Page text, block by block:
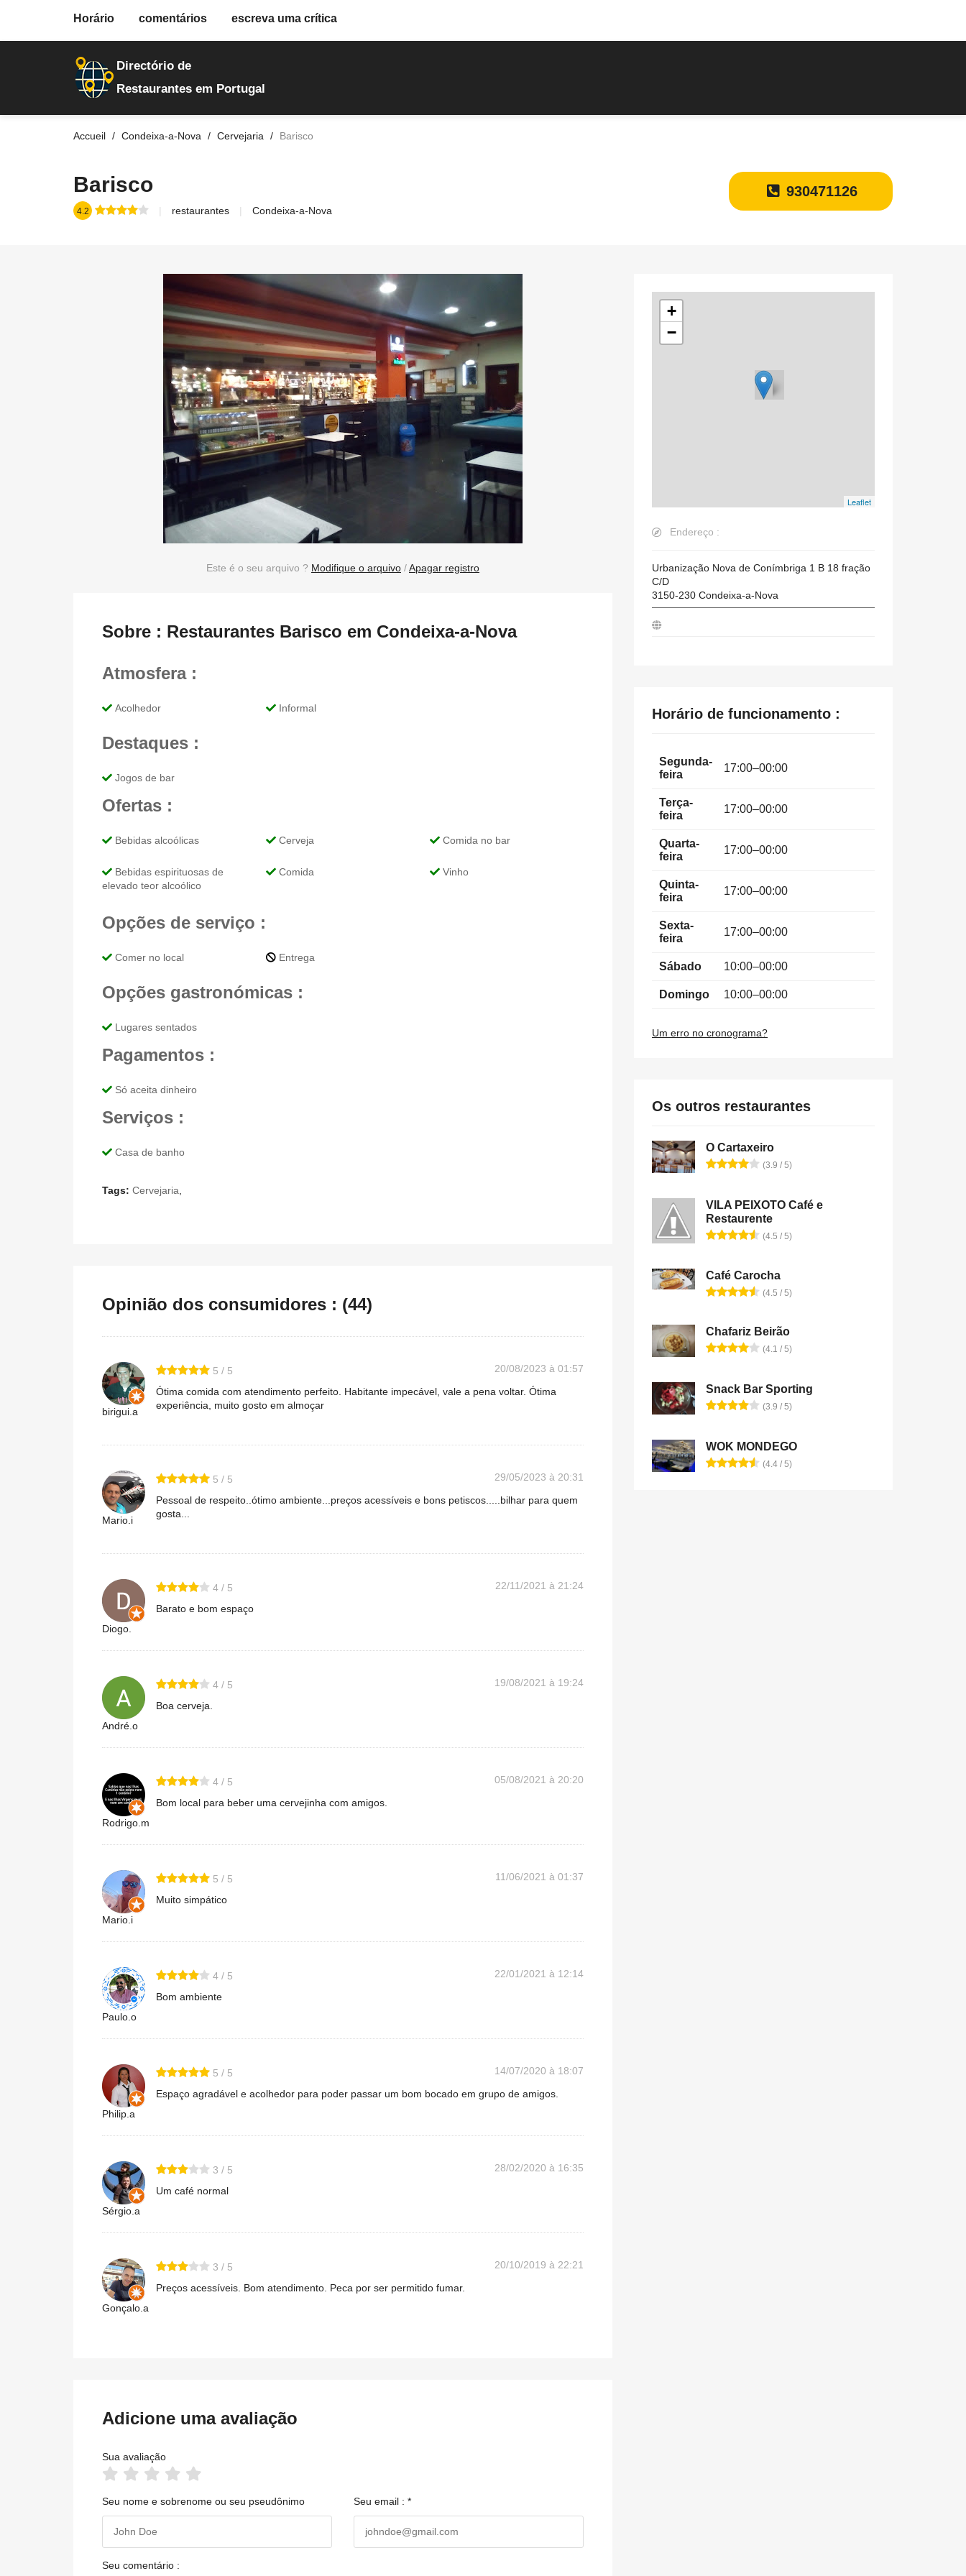
Directório de
Restaurantes em Portugal
Accueil Condeixa-a-Nova Cervejaria Barisco
Barisco
4.2 restaurantes Condeixa-a-Nova
930471126
Horário comentários escreva uma crítica
Este é o seu arquivo ? Modifique o arquivo /Apagar registro
Sobre : Restaurantes Barisco em Condeixa-a-Nova
Atmosfera :
Acolhedor Informal
Destaques :
Jogos de bar
Ofertas :
Bebidas alcoólicas
Bebidas espirituosas de
elevado teor alcoólico
Cerveja
Comida
Comida no bar
Vinho
Opções de serviço :
Comer no local Entrega
Opções gastronómicas :
Lugares sentados
Pagamentos :
Só aceita dinheiro
Serviços :
Casa de banho
Tags: Cervejaria
Opinião dos consumidores : (44)
birigui.a
5 / 5
20/08/2023 à 01:57
Ótima comida com atendimento perfeito. Habitante impecável, vale a pena voltar. Ótima
experiência, muito gosto em almoçar
Mario.i
5 / 5
29/05/2023 à 20:31
Pessoal de respeito..ótimo ambiente...preços acessíveis e bons petiscos.....bilhar para quem
gosta...
Diogo.
4 / 5
22/11/2021 à 21:24
Barato e bom espaço
André.o
4 / 5
19/08/2021 à 19:24
Boa cerveja.
Rodrigo.m
4 / 5
05/08/2021 à 20:20
Bom local para beber uma cervejinha com amigos.
Mario.i
5 / 5
11/06/2021 à 01:37
Muito simpático
Paulo.o
4 / 5
22/01/2021 à 12:14
Bom ambiente
Philip.a
5 / 5
14/07/2020 à 18:07
Espaço agradável e acolhedor para poder passar um bom bocado em grupo de amigos.
Sérgio.a
3 / 5
28/02/2020 à 16:35
Um café normal
Gonçalo.a
3 / 5
20/10/2019 à 22:21
Preços acessíveis. Bom atendimento. Peca por ser permitido fumar.
Adicione uma avaliação
Sua avaliação
Seu nome e sobrenome ou seu pseudônimo Seu email : *
Seu comentário :
+
−
Leaflet
Endereço :
Urbanização Nova de Conímbriga 1 B 18 fração
C/D
3150-230 Condeixa-a-Nova
Horário de funcionamento :
Segunda-
feira
17:00–00:00
Terça-
feira
17:00–00:00
Quarta-
feira
17:00–00:00
Quinta-
feira
17:00–00:00
Sexta-
feira
17:00–00:00
Sábado 10:00–00:00
Domingo 10:00–00:00
Um erro no cronograma?
Os outros restaurantes
O Cartaxeiro
(3.9 / 5)
VILA PEIXOTO Café e
Restaurente
(4.5 / 5)
Café Carocha
(4.5 / 5)
Chafariz Beirão
(4.1 / 5)
Snack Bar Sporting
(3.9 / 5)
WOK MONDEGO
(4.4 / 5)